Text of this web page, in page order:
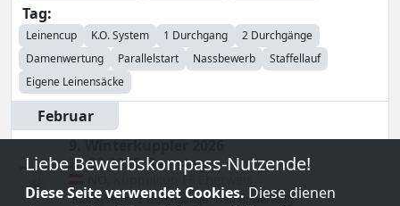
Tag:
Leinencup K.O. System 1 Durchgang
2 Durchgänge
Damenwertung
Parallelstart Nassbewerb
Staffellauf
Eigene Leinensäcke
Februar
9. Winterkuppler 2026
21.02.2026,Samstag
FF Eberweis
K.O. System 2 Durchgänge Damenwertung
Liebe Bewerbskompass-Nutzende!
Diese Seite verwendet Cookies. Diese dienen